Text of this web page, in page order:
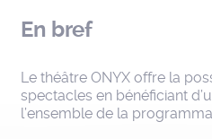
En bref
Le théâtre ONYX offre la
spectacles en bénéficiant
l’ensemble de la